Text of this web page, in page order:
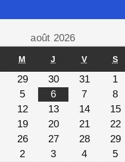
août 2026
M J V S
29 30 31 1
5 6 7 8
12 13 14 15
19 20 21 22
26 27 28 29
2 3 4 5